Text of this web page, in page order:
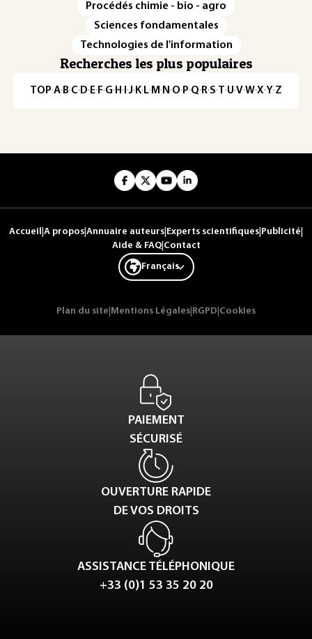
Procédés chimie - bio - agro
Sciences fondamentales
Technologies de l'information
Recherches les plus populaires
TOP·A·B·C·D·E·F·G·H·I·J·K·L·M·N·O·P·Q·R·S·T·U·V·W·X·Y·Z
Accueil A propos Annuaire auteurs Experts scientifiques Publicité
Aide & FAQ| Contact
Français
Plan du site Mentions Légales RGPD Cookies
PAIEMENT
SÉCURISÉ
OUVERTURE RAPIDE
DE VOS DROITS
ASSISTANCE TÉLÉPHONIQUE
+33 (0)1 53 35 20 20